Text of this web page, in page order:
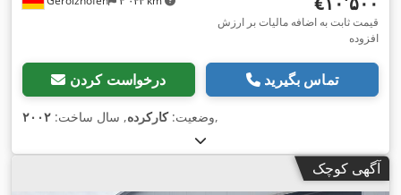
قیمت ثابت به اضافه مالیات بر ارزش
افزوده
درخواست کردن تماس بگیرید
وضعیت:کارکرده, سال ساخت: ۲۰۰۲ ,
آگهی کوچک